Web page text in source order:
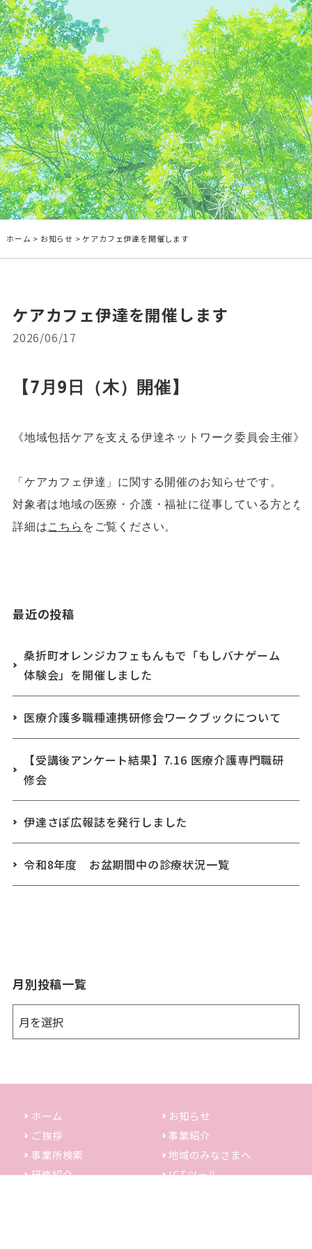
ホーム > お知らせ > ケアカフェ伊達を開催します
ケアカフェ伊達を開催します
2026/06/17
《地域包括ケアを支える伊達ネットワーク委員会主催》
「ケアカフェ伊達」に関する開催のお知らせです。
対象者は地域の医療・介護・福祉に従事している方とな
詳細はこちら をご覧ください。
最近の投稿
桑折町オレンジカフェもんもで「もしバナゲーム
体験会」を開催しました
医療介護多職種連携研修会ワークブックについて
【受講後アンケート結果】7.16 医療介護専門職研
修会
伊達さぽ広報誌を発行しました
令和8年度 お盆期間中の診療状況一覧
月別投稿一覧
ホーム
お知らせ
ご挨拶
事業紹介
事業所検索
地域のみなさまへ
研修紹介
ICTツール